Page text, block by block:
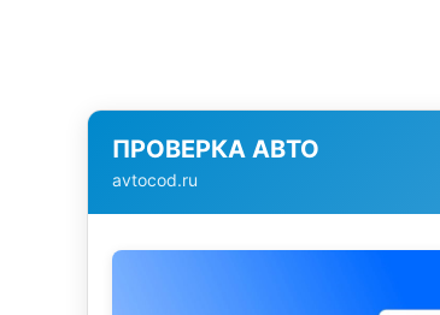
ПРОВЕРКА АВТО
avtocod.ru